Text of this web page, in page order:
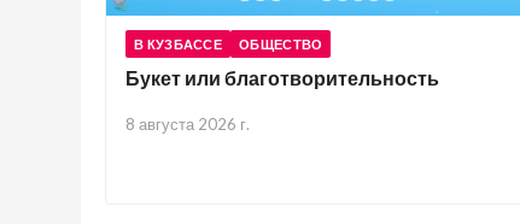
В КУЗБАССЕ ОБЩЕСТВО
Букет или благотворительность
8 августа 2026 г.